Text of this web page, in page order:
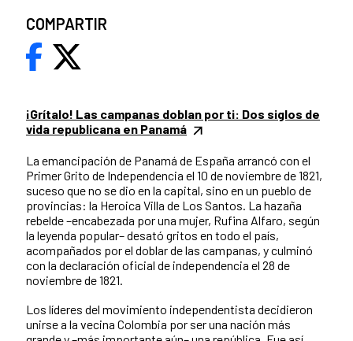
¡Grítalo! Las campanas doblan por ti: Dos siglos de
vida republicana en Panamá
La emancipación de Panamá de España arrancó con el
Primer Grito de Independencia el 10 de noviembre de 1821,
suceso que no se dio en la capital, sino en un pueblo de
provincias: la Heroica Villa de Los Santos. La hazaña
rebelde –encabezada por una mujer, Rufina Alfaro, según
la leyenda popular– desató gritos en todo el país,
acompañados por el doblar de las campanas, y culminó
con la declaración oficial de independencia el 28 de
noviembre de 1821.
Los líderes del movimiento independentista decidieron
unirse a la vecina Colombia por ser una nación más
COMPARTIR